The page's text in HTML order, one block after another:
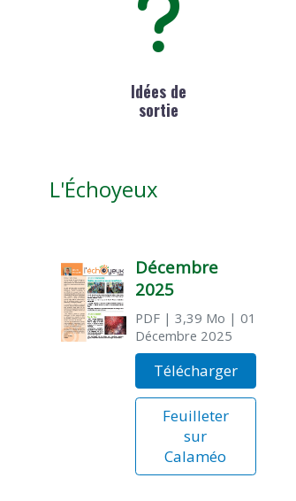
Idées de
sortie
L'Échoyeux
Décembre
2025
PDF| 3,39 Mo | 01
Décembre 2025
Télécharger
Feuilleter
sur
Calaméo